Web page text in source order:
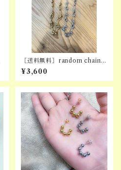
［送料無料］random chain n
ecklace
¥3,600